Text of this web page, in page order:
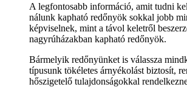
A legfontosabb információ, amit tudni
nálunk kapható redőnyök sokkal jobb
képviselnek, mint a távol keletről
nagyrúházakban kapható redőnyök.
Bármelyik redőnyünket is válassza
típusunk tökéletes árnyékolást biztosít,
hőszigetelő tulajdonságokkal